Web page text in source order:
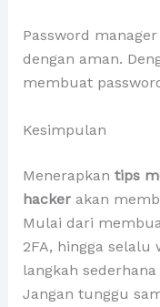
Password
dengan aman.
membuat
Kesimpulan
Menerapkan tips
hackerakan
Mulai dari
2FA, hingga selalu
langkah
Jangan tunggu